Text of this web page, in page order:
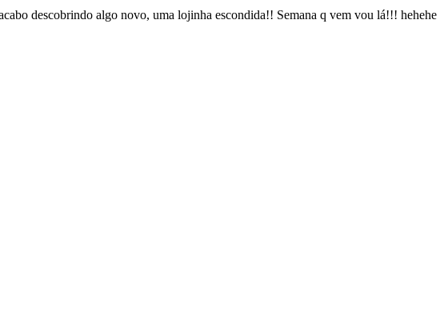
descobrindo algo novo, uma lojinha escondida!! Semana q vem vou lá!!! hehehe